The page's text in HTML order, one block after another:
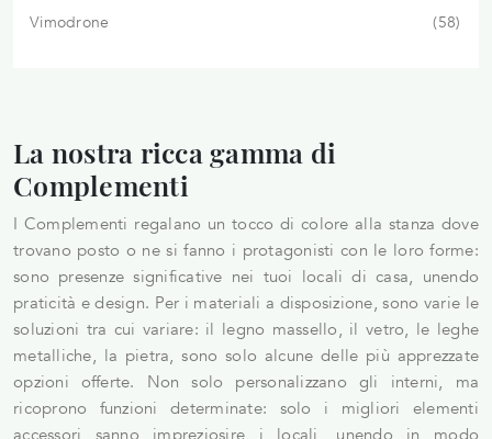
Vimodrone
58
La nostra ricca gamma di
Complementi
I Complementi regalano un tocco di colore alla stanza dove
trovano posto o ne si fanno i protagonisti con le loro forme:
sono presenze significative nei tuoi locali di casa, unendo
praticità e design. Per i materiali a disposizione, sono varie le
soluzioni tra cui variare: il legno massello, il vetro, le leghe
metalliche, la pietra, sono solo alcune delle più apprezzate
opzioni offerte. Non solo personalizzano gli interni, ma
ricoprono funzioni determinate: solo i migliori elementi
accessori sanno impreziosire i locali, unendo in modo